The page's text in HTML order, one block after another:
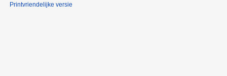
Printvriendelijke versie